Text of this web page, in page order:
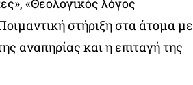
«Θεολογικός λόγος
στήριξη στα άτομα με
αναπηρίας και η επιταγή της